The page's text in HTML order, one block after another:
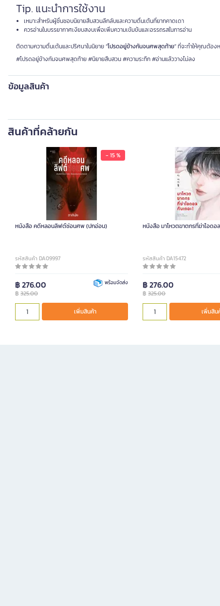
Tip. แนะนำการใช้งาน
เหมาะสำหรับผู้ชื่นชอบนิยายสืบสวนลึกลับและความตื่นเต้นที่ยากคาดเดา
ควรอ่านในบรรยากาศเงียบสงบเพื่อเพิ่มความเข้มข้นและอรรถรสในการอ่าน
ติดตามความตื่นเต้นและปริศนาในนิยาย“โปรดอยู่ข้างกันจนศพสุดท้าย”ที่จะทำให้คุณต้อง
#โปรดอยู่ข้างกันจนศพสุดท้าย #นิยายสืบสวน #ความระทึก #อ่านแล้ววางไม่ลง
ข้อมูลสินค้า
สินค้าที่คล้ายกัน
- 15 %
หนังสือ คดีหลอนลิฟต์ซ่อนศพ (ปกอ่อน)
รหัสสินค้า DA09997
฿ 276.00
฿ 325.00
พร้อมจัดส่ง
เพิ่มสินค้า
หนังสือ มาโหวตฆาตกรที่ฆ่าไอดอ
รหัสสินค้า DA15472
฿ 276.00
฿325.00
เพิ่มสิน